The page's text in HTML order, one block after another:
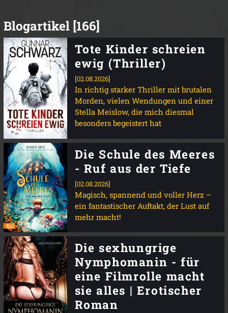
Blogartikel [166]
Tote Kinder schreien
ewig (Thriller)
[02.08.2026]
In richtig starker Thriller mit brutalen
Morden, vielen Wendungen und einer
Stella Meislow, die mich diesmal
besonders begeistert hat
Die Schule des Meeres
- Ruf aus der Tiefe
[02.08.2026]
Magisch, spannend und voller Herz –
ein fantastischer Auftakt, der Lust auf
mehr macht!
Die sexhungrige
Nymphomanin - für
eine Filmrolle macht
sie alles | Erotischer
Roman